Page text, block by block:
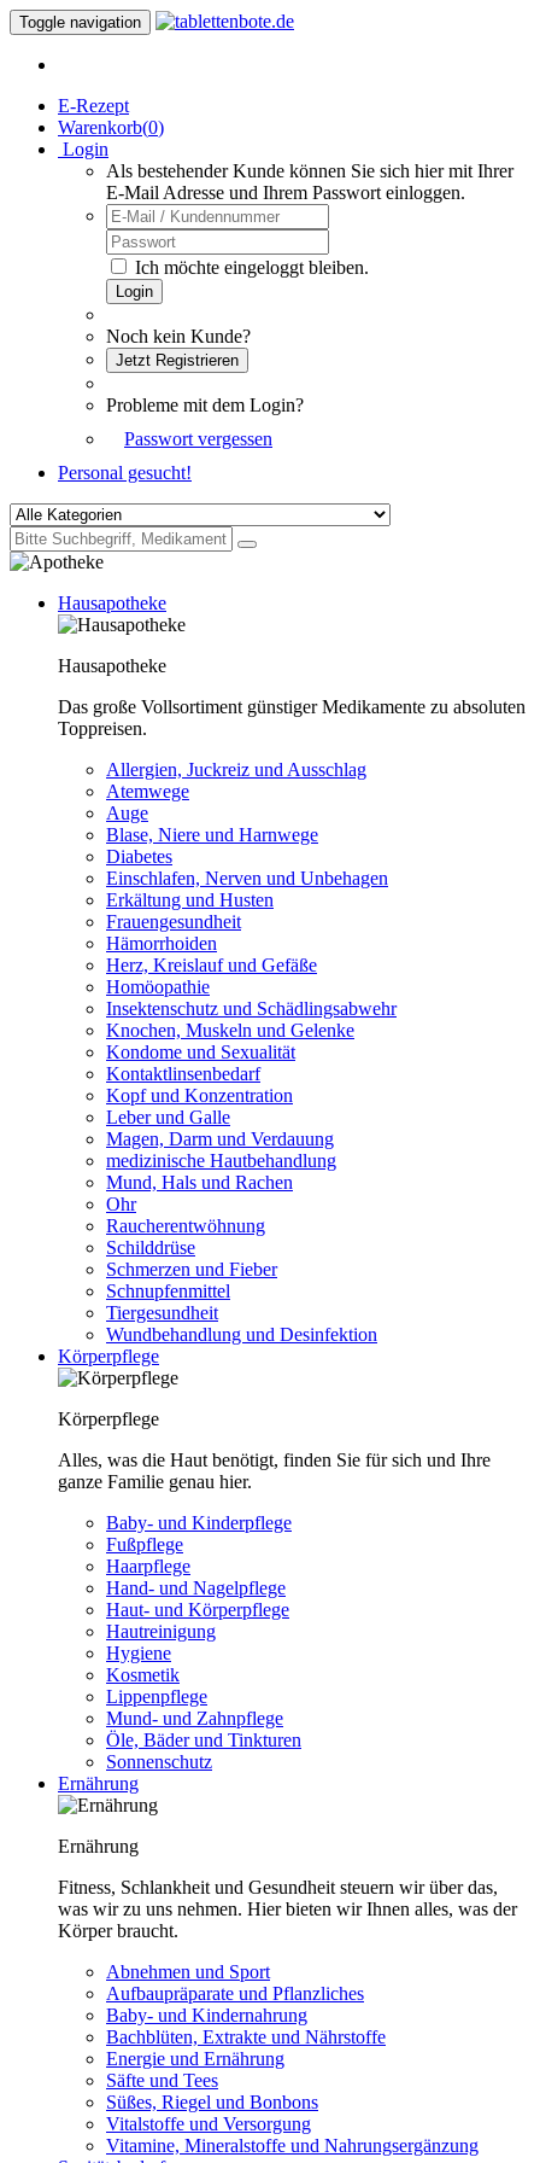
Toggle navigation
E-Rezept
Warenkorb(0)
Login
Als bestehender Kunde können Sie sich hier mit Ihrer
E-Mail Adresse und Ihrem Passwort einloggen.
Ich möchte eingeloggt bleiben.
Login
Noch kein Kunde?
Jetzt Registrieren
Probleme mit dem Login?
Passwort vergessen
Personal gesucht!
Hausapotheke
Hausapotheke
Das große Vollsortiment günstiger Medikamente zu absoluten
Toppreisen.
Allergien, Juckreiz und Ausschlag
Atemwege
Auge
Blase, Niere und Harnwege
Diabetes
Einschlafen, Nerven und Unbehagen
Erkältung und Husten
Frauengesundheit
Hämorrhoiden
Herz, Kreislauf und Gefäße
Homöopathie
Insektenschutz und Schädlingsabwehr
Knochen, Muskeln und Gelenke
Kondome und Sexualität
Kontaktlinsenbedarf
Kopf und Konzentration
Leber und Galle
Magen, Darm und Verdauung
medizinische Hautbehandlung
Mund, Hals und Rachen
Ohr
Raucherentwöhnung
Schilddrüse
Schmerzen und Fieber
Schnupfenmittel
Tiergesundheit
Wundbehandlung und Desinfektion
Körperpflege
Körperpflege
Alles, was die Haut benötigt, finden Sie für sich und Ihre
ganze Familie genau hier.
Baby- und Kinderpflege
Fußpflege
Haarpflege
Hand- und Nagelpflege
Haut- und Körperpflege
Hautreinigung
Hygiene
Kosmetik
Lippenpflege
Mund- und Zahnpflege
Öle, Bäder und Tinkturen
Sonnenschutz
Ernährung
Ernährung
Fitness, Schlankheit und Gesundheit steuern wir über das,
was wir zu uns nehmen. Hier bieten wir Ihnen alles, was der
Körper braucht.
Abnehmen und Sport
Aufbaupräparate und Pflanzliches
Baby- und Kindernahrung
Bachblüten, Extrakte und Nährstoffe
Energie und Ernährung
Säfte und Tees
Süßes, Riegel und Bonbons
Vitalstoffe und Versorgung
Vitamine, Mineralstoffe und Nahrungsergänzung